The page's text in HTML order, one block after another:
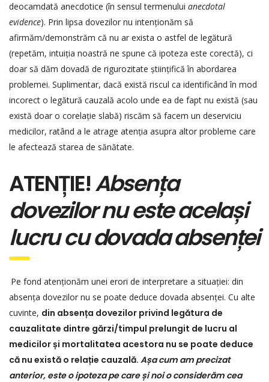
deocamdată anecdotice (în sensul termenului anecdotal
evidence). Prin lipsa dovezilor nu intenționăm să
afirmăm/demonstrăm că nu ar exista o astfel de legătură
(repetăm, intuiția noastră ne spune că ipoteza este corectă), ci
doar să dăm dovadă de rigurozitate științifică în abordarea
problemei. Suplimentar, dacă există riscul ca identificând în mod
incorect o legătură cauzală acolo unde ea de fapt nu există (sau
există doar o corelație slabă) riscăm să facem un deserviciu
medicilor, ratând a le atrage atenția asupra altor probleme care
le afectează starea de sănătate.
ATENȚIE!Absența
dovezilor nu este același
lucru cu dovada absenței
Pe fond atenționăm unei erori de interpretare a situației: din
absența dovezilor nu se poate deduce dovada absenței. Cu alte
cuvinte, din absența dovezilor privind legătura de
cauzalitate dintre gărzi/timpul prelungit de lucru al
medicilor și mortalitatea acestora nu se poate deduce
că nu există o relație cauzală. Așa cum am precizat
anterior, este o ipoteza pe care și noi o considerăm cea